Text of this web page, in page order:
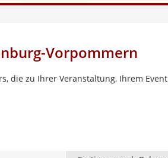
Vorpommern
die zu Ihrer Veranstaltung, Ihrem